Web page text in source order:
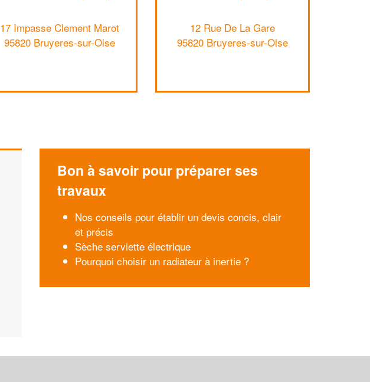
17 Impasse Clement Marot
95820 Bruyeres-sur-Oise
12 Rue De La Gare
95820 Bruyeres-sur-Oise
Bon à savoir pour préparer ses
travaux
Nos conseils pour établir un devis concis, clair
et précis
Sèche serviette électrique
Pourquoi choisir un radiateur à inertie ?